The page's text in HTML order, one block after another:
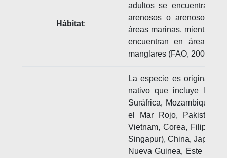
Hábitat:
adultos se encuentran a
arenosos o arenosos
áreas marinas, mientras
encuentran en áreas
manglares (FAO, 2008).
La especie es originaria
nativo que incluye la
Suráfrica, Mozambique y
el Mar Rojo, Pakistán,
Vietnam, Corea,
Singapur), China, Japón,
Nueva Guinea, Este y